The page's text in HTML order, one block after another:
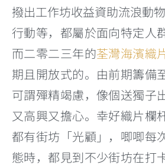
撥出工作坊收益資助流浪動
行動等，都屬於面向特定人
而二零二三年的荃灣海濱織
期且開放式的。由前期籌備
可謂殫精竭慮，像個送獨子
又高興又擔心。幸好織片欄
都有街坊「光顧」，唧唧每
態時，都見到不少街坊在打